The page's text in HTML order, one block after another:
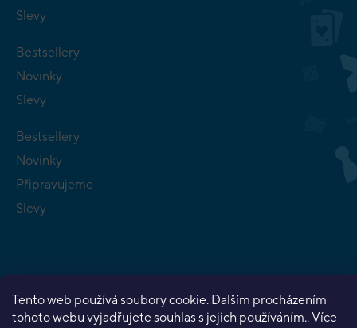
Tento web používá soubory cookie. Dalším procházením
tohoto webu vyjadřujete souhlas s jejich používáním.. Více
Slevy
Bestsellery
Novinky
Slevy
Bestsellery
Novinky
Připravujeme
Slevy
Copyright 2026 Planeta her . Všechna práva vyhrazena.